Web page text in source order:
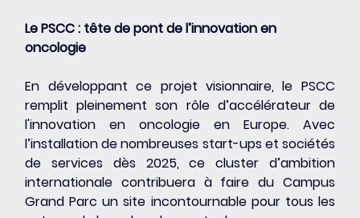
Le PSCC : tête de pont de l’innovation en
oncologie
En développant ce projet visionnaire, le PSCC
remplit pleinement son rôle d’accélérateur de
l'innovation en oncologie en Europe. Avec
l’installation de nombreuses start-ups et sociétés
de services dès 2025, ce cluster d’ambition
internationale contribuera à faire du Campus
Grand Parc un site incontournable pour tous les